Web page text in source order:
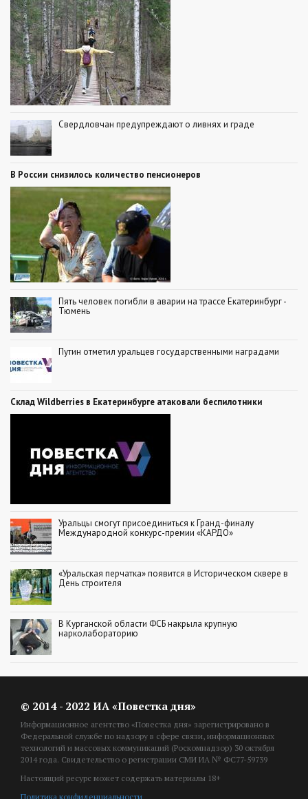
Свердловчан предупреждают о ливнях и граде
В России снизилось количество пенсионеров
Пять человек погибли в аварии на трассе Екатеринбург -
Тюмень
Путин отметил уральцев государственными наградами
Склад Wildberries в Екатеринбурге атаковали беспилотники
Уральцы смогут присоединиться к Гранд-финалу
Международной конкурс-премии «КАРДО»
«Уральская перчатка» появится в Историческом сквере в
День строителя
В Курганской области ФСБ накрыла крупную
нарколабораторию
© 2014 - 2022 ИА «Повестка дня»
Информационное агентство «Повестка дня» зарегистрировано в
Федеральной службе по надзору в сфере связи, информационных
технологий и массовых коммуникаций (Роскомнадзор) 30 октября
2014 года. Свидетельство о регистрации СМИ ИА № ФС77-59739
Настоящий ресурс может содержать материалы 18+
Политика конфиденциальности